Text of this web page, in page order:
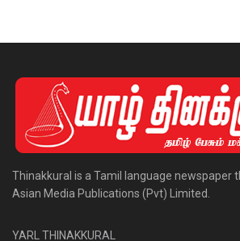
Thinakkural is a Tamil language newspaper
Asian Media Publications (Pvt) Limited.
YARL THINAKKURAL